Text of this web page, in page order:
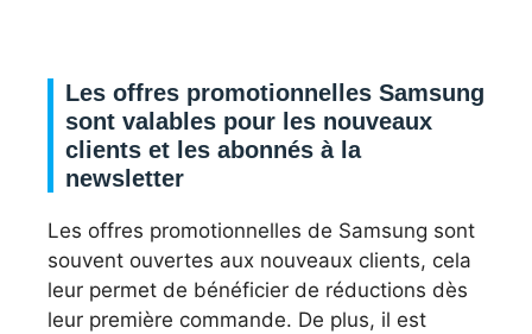
Les offres promotionnelles Samsung
sont valables pour les nouveaux
clients et les abonnés à la
newsletter
Les offres promotionnelles de Samsung sont
souvent ouvertes aux nouveaux clients, cela
leur permet de bénéficier de réductions dès
leur première commande. De plus, il est